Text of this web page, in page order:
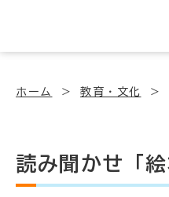
ホーム 教育・文化
読み聞かせ「絵